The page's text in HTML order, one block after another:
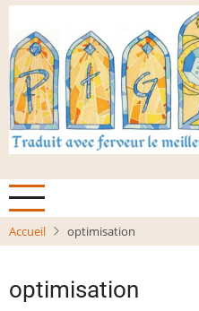
Aller
contenu
principal
Accueil optimisation
optimisation